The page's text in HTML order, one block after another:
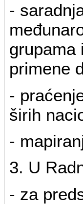
-
grupama
primene
-
širih
-
3. U
- za